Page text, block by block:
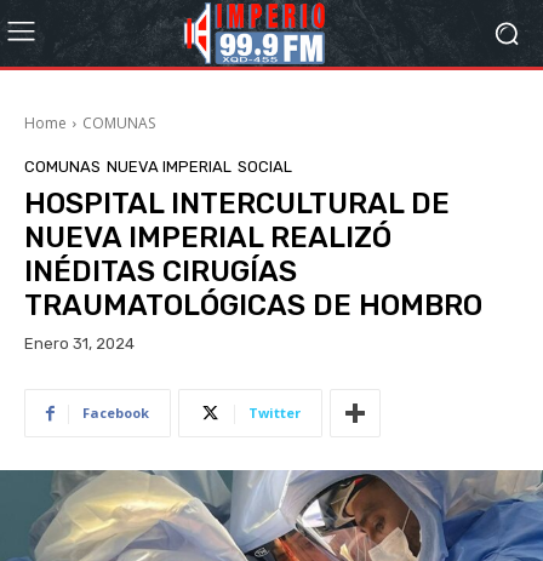
Home COMUNAS
COMUNAS NUEVA IMPERIAL SOCIAL
HOSPITAL INTERCULTURAL DE
NUEVA IMPERIAL REALIZÓ
INÉDITAS CIRUGÍAS
TRAUMATOLÓGICAS DE HOMBRO
Enero 31, 2024
Facebook Twitter